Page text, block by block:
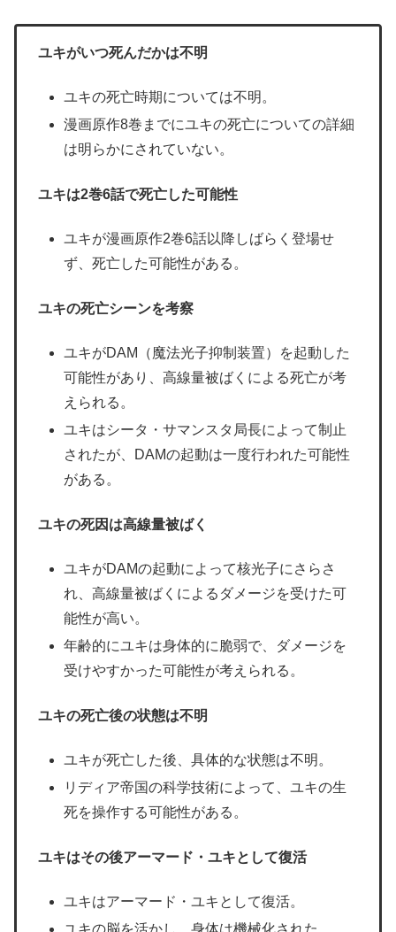
ユキがいつ死んだかは不明
ユキの死亡時期については不明。
漫画原作8巻までにユキの死亡についての詳細
は明らかにされていない。
ユキは2巻6話で死亡した可能性
ユキが漫画原作2巻6話以降しばらく登場せ
ず、死亡した可能性がある。
ユキの死亡シーンを考察
ユキがDAM（魔法光子抑制装置）を起動した
可能性があり、高線量被ばくによる死亡が考
えられる。
ユキはシータ・サマンスタ局長によって制止
されたが、DAMの起動は一度行われた可能性
がある。
ユキの死因は高線量被ばく
ユキがDAMの起動によって核光子にさらさ
れ、高線量被ばくによるダメージを受けた可
能性が高い。
年齢的にユキは身体的に脆弱で、ダメージを
受けやすかった可能性が考えられる。
ユキの死亡後の状態は不明
ユキが死亡した後、具体的な状態は不明。
リディア帝国の科学技術によって、ユキの生
死を操作する可能性がある。
ユキはその後アーマード・ユキとして復活
ユキはアーマード・ユキとして復活。
ユキの脳を活かし、身体は機械化された。